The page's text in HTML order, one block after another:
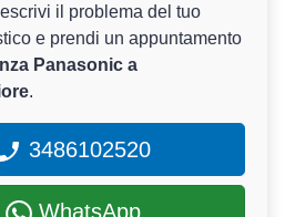
il problema del tuo
e prendi un appuntamento
Panasonic a
.
3486102520
WhatsApp